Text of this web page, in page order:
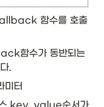
함수를 호출
함수가 동반되는
.
터